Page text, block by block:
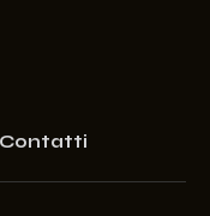
Contatti